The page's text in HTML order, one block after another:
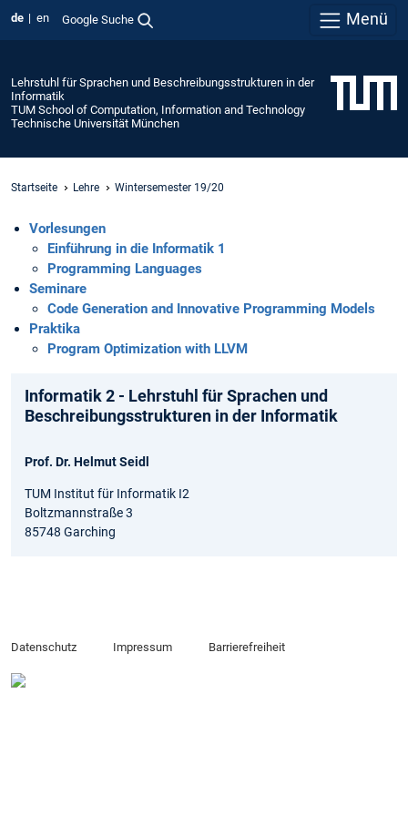
de en Google Suche Menü
Lehrstuhl für Sprachen und Beschreibungsstrukturen in der
Informatik
TUM School of Computation, Information and Technology
Technische Universität München
Startseite Lehre Wintersemester 19/20
Vorlesungen
Einführung in die Informatik 1
Programming Languages
Seminare
Code Generation and Innovative Programming Models
Praktika
Program Optimization with LLVM
Informatik 2 - Lehrstuhl für Sprachen und
Beschreibungsstrukturen in der Informatik
Prof. Dr. Helmut Seidl
TUM Institut für Informatik I2
Boltzmannstraße 3
85748 Garching
Datenschutz Impressum Barrierefreiheit